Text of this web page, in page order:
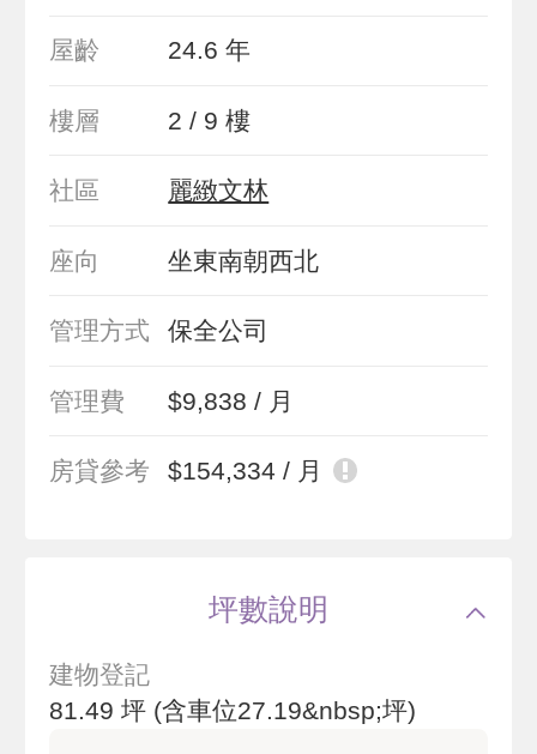
屋齡 24.6 年
樓層 2 / 9 樓
社區 麗緻文林
座向 坐東南朝西北
管理方式 保全公司
管理費 $9,838 / 月
房貸參考 $154,334 / 月
坪數說明
建物登記
81.49 坪 (含車位27.19&nbsp;坪)